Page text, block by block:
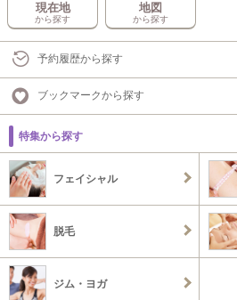
現在地
から探す
地図
から探す
予約履歴から探す
ブックマークから探す
特集から探す
フェイシャル
脱毛
ジム・ヨガ